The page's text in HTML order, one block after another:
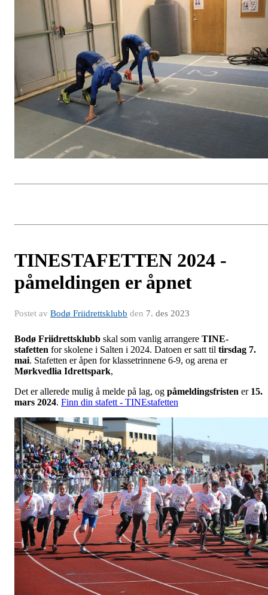
TINESTAFETTEN 2024 -
påmeldingen er åpnet
Postet av Bodø Friidrettsklubb den 7. des 2023
Bodø Friidrettsklubb skal som vanlig arrangere TINE-
stafetten for skolene i Salten i 2024. Datoen er satt til tirsdag 7.
mai. Stafetten er åpen for klassetrinnene 6-9, og arena er
Mørkvedlia Idrettspark,
Det er allerede mulig å melde på lag, og påmeldingsfristen er 15.
mars 2024. Finn din stafett - TINEstafetten